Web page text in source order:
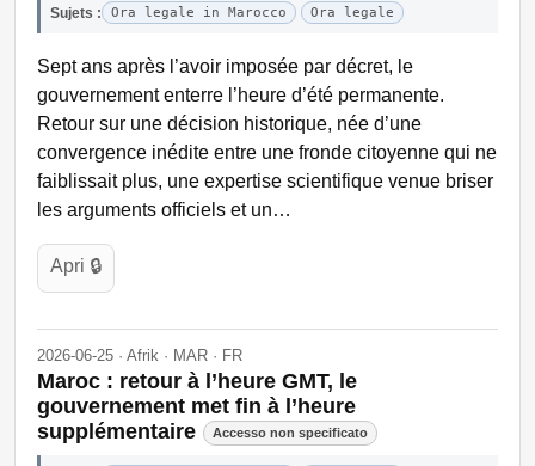
Sujets : Ora legale in Marocco Ora legale
Sept ans après l’avoir imposée par décret, le
gouvernement enterre l’heure d’été permanente.
Retour sur une décision historique, née d’une
convergence inédite entre une fronde citoyenne qui ne
faiblissait plus, une expertise scientifique venue briser
les arguments officiels et un…
Apri 🔒
2026-06-25 · Afrik · MAR · FR
Maroc : retour à l’heure GMT, le
gouvernement met fin à l’heure
supplémentaire
Accesso non specificato